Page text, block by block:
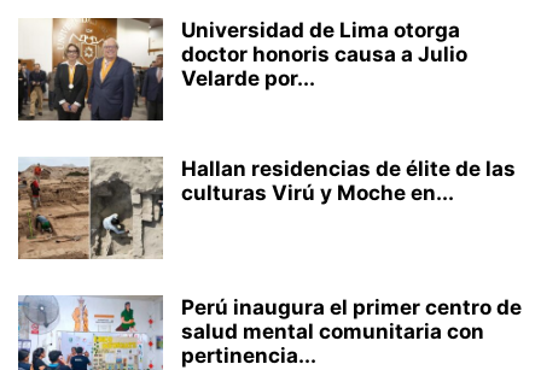
Universidad de Lima otorga
doctor honoris causa a Julio
Velarde por...
Hallan residencias de élite de las
culturas Virú y Moche en...
Perú inaugura el primer centro de
salud mental comunitaria con
pertinencia...